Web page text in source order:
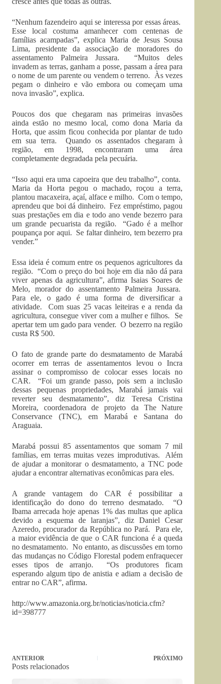
“Nenhum fazendeiro aqui se interessa por essas áreas.
Esse local costuma amanhecer com centenas de
famílias acampadas”, explica Maria de Jesus Sousa
Lima, presidente da associação de moradores do
assentamento Palmeira Jussara. “Muitos deles
invadem as terras, ganham a posse, passam a área para
o nome de um parente ou vendem o terreno. Às vezes
pegam o dinheiro e vão embora ou começam uma
nova invasão”, explica.
Poucos dos que chegaram nas primeiras invasões
ainda estão no mesmo local, como dona Maria da
Horta, que assim ficou conhecida por plantar de tudo
em sua terra. Quando os assentados chegaram à
região, em 1998, encontraram uma área
completamente degradada pela pecuária.
“Isso aqui era uma capoeira que deu trabalho”, conta.
Maria da Horta pegou o machado, roçou a terra,
plantou macaxeira, açaí, alface e milho. Com o tempo,
aprendeu que boi dá dinheiro. Fez empréstimo, pagou
suas prestações em dia e todo ano vende bezerro para
um grande pecuarista da região. “Gado é a melhor
poupança por aqui. Se faltar dinheiro, tem bezerro pra
vender.”
Essa ideia é comum entre os pequenos agricultores da
região. “Com o preço do boi hoje em dia não dá para
viver apenas da agricultura”, afirma Isaias Soares de
Melo, morador do assentamento Palmeira Jussara.
Para ele, o gado é uma forma de diversificar a
atividade. Com suas 25 vacas leiteiras e a renda da
agricultura, consegue viver com a mulher e filhos. Se
apertar tem um gado para vender. O bezerro na região
custa R$ 500.
O fato de grande parte do desmatamento de Marabá
ocorrer em terras de assentamentos levou o Incra
assinar o compromisso de colocar esses locais no
CAR. “Foi um grande passo, pois sem a inclusão
dessas pequenas propriedades, Marabá jamais vai
reverter seu desmatamento”, diz Teresa Cristina
Moreira, coordenadora de projeto da The Nature
Conservance (TNC), em Marabá e Santana do
Araguaia.
Marabá possui 85 assentamentos que somam 7 mil
famílias, em terras muitas vezes improdutivas. Além
de ajudar a monitorar o desmatamento, a TNC pode
ajudar a encontrar alternativas econômicas para eles.
A grande vantagem do CAR é possibilitar a
identificação do dono do terreno desmatado. “O
Ibama arrecada hoje apenas 1% das multas que aplica
devido a esquema de laranjas”, diz Daniel Cesar
Azeredo, procurador da República no Pará. Para ele,
a maior evidência de que o CAR funciona é a queda
no desmatamento. No entanto, as discussões em torno
das mudanças no Código Florestal podem enfraquecer
esses tipos de arranjo. “Os produtores ficam
esperando algum tipo de anistia e adiam a decisão de
entrar no CAR”, afirma.
http://www.amazonia.org.br/noticias/noticia.cfm?
id=398777
ANTERIOR PRÓXIMO
Posts relacionados